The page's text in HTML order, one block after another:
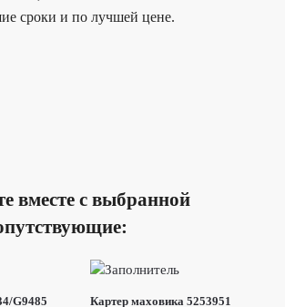
сроки и по лучшей цене.
вместе с выбранной
G9485 Картер маховика 5253951